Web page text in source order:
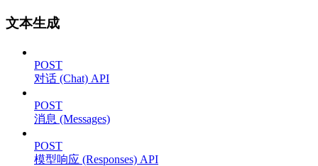
文本生成
POST
对话 (Chat) API
POST
消息 (Messages)
POST
模型响应 (Responses) API